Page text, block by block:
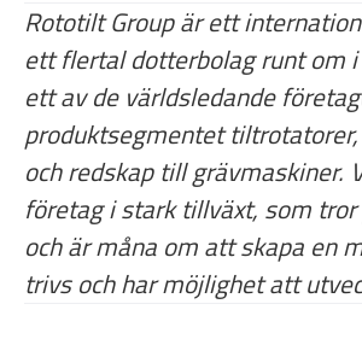
Rototilt Group är ett
ett flertal dotterbolag runt om
ett av de världsledande
produktsegmentet
och redskap till grävmaskiner.
företag i stark tillväxt, som
och är måna om att skapa en
trivs och har möjlighet att